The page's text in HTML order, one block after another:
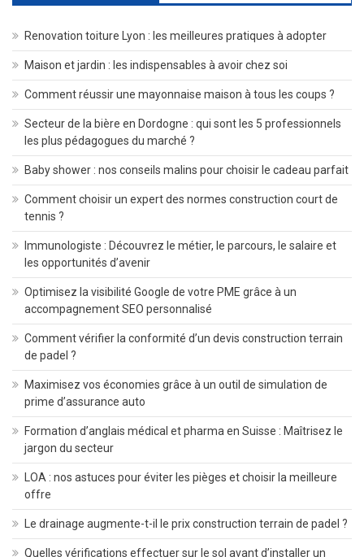
Renovation toiture Lyon : les meilleures pratiques à adopter
Maison et jardin : les indispensables à avoir chez soi
Comment réussir une mayonnaise maison à tous les coups ?
Secteur de la bière en Dordogne : qui sont les 5 professionnels
les plus pédagogues du marché ?
Baby shower : nos conseils malins pour choisir le cadeau parfait
Comment choisir un expert des normes construction court de
tennis ?
Immunologiste : Découvrez le métier, le parcours, le salaire et
les opportunités d’avenir
Optimisez la visibilité Google de votre PME grâce à un
accompagnement SEO personnalisé
Comment vérifier la conformité d’un devis construction terrain
de padel ?
Maximisez vos économies grâce à un outil de simulation de
prime d’assurance auto
Formation d’anglais médical et pharma en Suisse : Maîtrisez le
jargon du secteur
LOA : nos astuces pour éviter les pièges et choisir la meilleure
offre
Le drainage augmente-t-il le prix construction terrain de padel ?
Quelles vérifications effectuer sur le sol avant d’installer un